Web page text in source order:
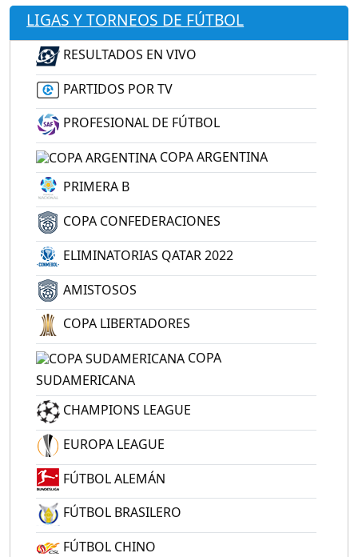
LIGAS Y TORNEOS DE FÚTBOL
RESULTADOS EN VIVO
PARTIDOS POR TV
PROFESIONAL DE FÚTBOL
COPA ARGENTINA
PRIMERA B
COPA CONFEDERACIONES
ELIMINATORIAS QATAR 2022
AMISTOSOS
COPA LIBERTADORES
COPA
SUDAMERICANA
CHAMPIONS LEAGUE
EUROPA LEAGUE
FÚTBOL ALEMÁN
FÚTBOL BRASILERO
FÚTBOL CHINO